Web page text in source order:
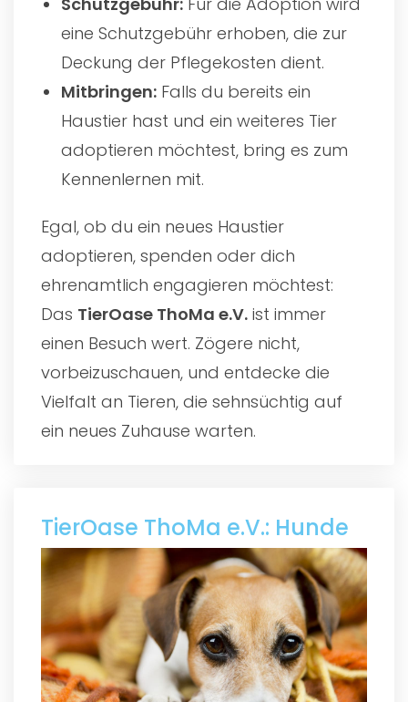
eine Schutzgebühr erhoben, die zur
Deckung der Pflegekosten dient.
Mitbringen: Falls du bereits ein
Haustier hast und ein weiteres Tier
adoptieren möchtest, bring es zum
Kennenlernen mit.
Egal, ob du ein neues Haustier
adoptieren, spenden oder dich
ehrenamtlich engagieren möchtest:
Das TierOase ThoMa e.V. ist immer
einen Besuch wert. Zögere nicht,
vorbeizuschauen, und entdecke die
Vielfalt an Tieren, die sehnsüchtig auf
ein neues Zuhause warten.
TierOase ThoMa e.V.: Hunde